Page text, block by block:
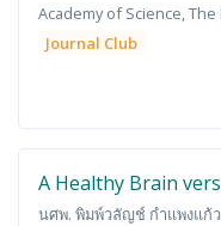
Academy of Science,
Journal Club
A Healthy Brain
นศพ. พิมพ์วลัญช์ กำแพงแก้ว